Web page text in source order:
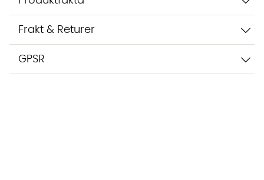
Frakt & Returer
GPSR